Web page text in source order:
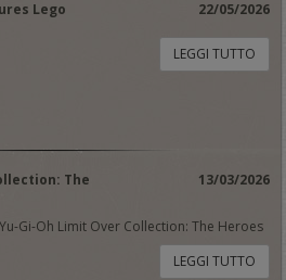
Lego 22/05/2026
LEGGI TUTTO
The
13/03/2026
Gi-Oh Limit Over Collection: The Heroes
LEGGI TUTTO